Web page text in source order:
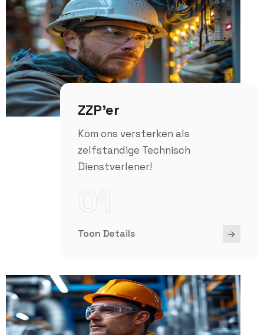
ZZP'er
Kom ons versterken als
zelfstandige Technisch
Dienstverlener!
Toon Details